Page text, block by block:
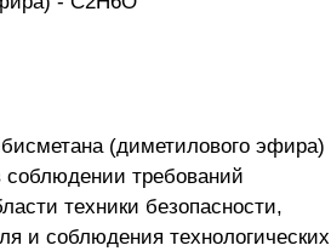
(диметилового эфира)
требований
техники безопасности,
и соблюдения технологических